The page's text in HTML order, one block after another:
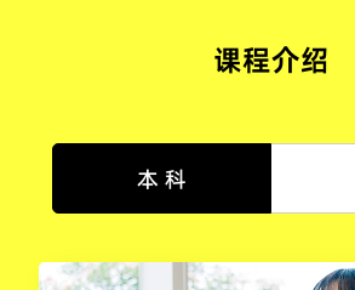
课程介绍
本 科